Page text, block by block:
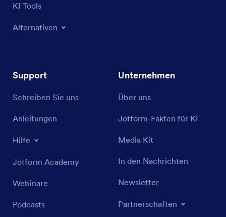
KI Tools
Alternativen
Support
Schreiben Sie uns
Anleitungen
Hilfe
Jotform Academy
Webinare
Podcasts
Unternehmen
Über uns
Jotform-Fakten für KI
Media Kit
In den Nachrichten
Newsletter
Partnerschaften